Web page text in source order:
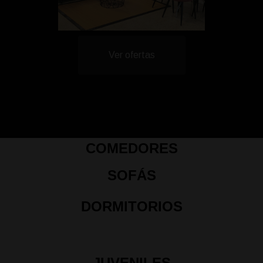
COMEDORES
SOFÁS
DORMITORIOS